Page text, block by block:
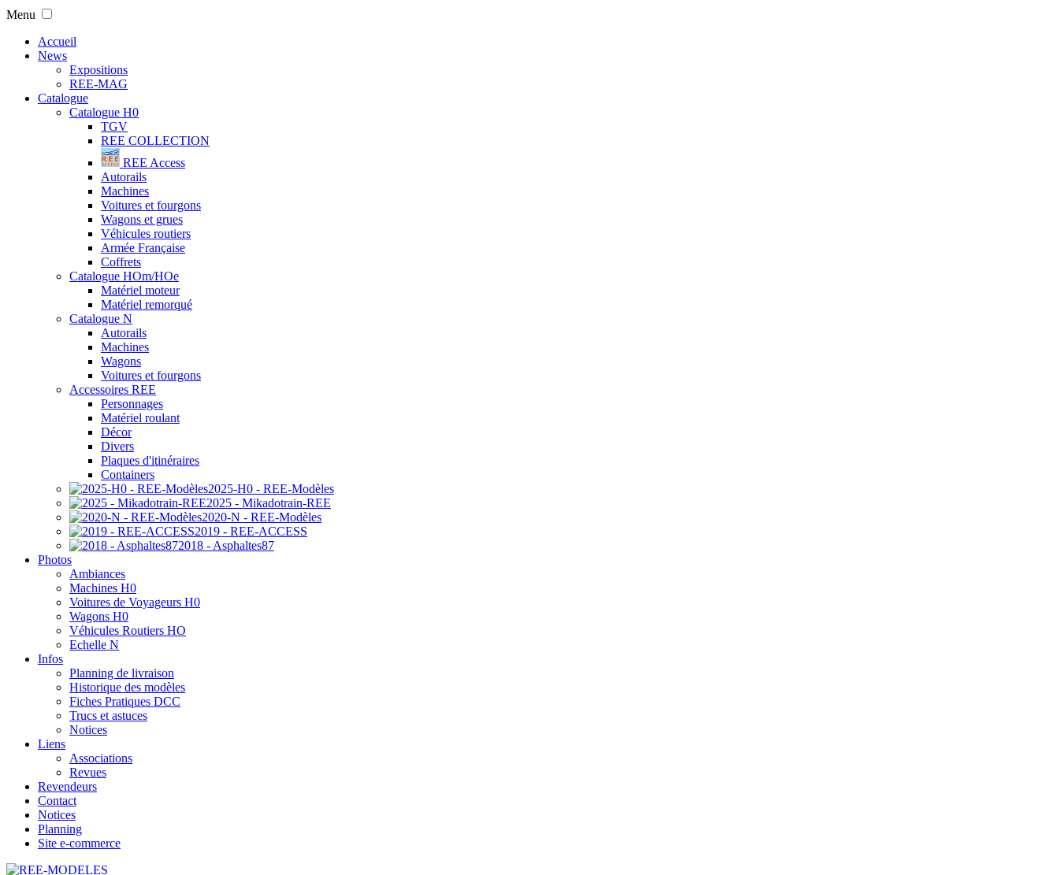
Menu
Accueil
News
Expositions
REE-MAG
Catalogue
Catalogue H0
TGV
REE COLLECTION
REE Access
Autorails
Machines
Voitures et fourgons
Wagons et grues
Véhicules routiers
Armée Française
Coffrets
Catalogue HOm/HOe
Matériel moteur
Matériel remorqué
Catalogue N
Autorails
Machines
Wagons
Voitures et fourgons
Accessoires REE
Personnages
Matériel roulant
Décor
Divers
Plaques d'itinéraires
Containers
2025-H0 - REE-Modèles
2025 - Mikadotrain-REE
2020-N - REE-Modèles
2019 - REE-ACCESS
2018 - Asphaltes87
Photos
Ambiances
Machines H0
Voitures de Voyageurs H0
Wagons H0
Véhicules Routiers HO
Echelle N
Infos
Planning de livraison
Historique des modèles
Fiches Pratiques DCC
Trucs et astuces
Notices
Liens
Associations
Revues
Revendeurs
Contact
Notices
Planning
Site e-commerce